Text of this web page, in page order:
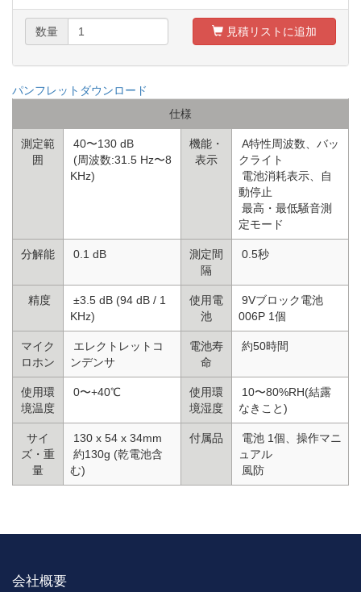
数量 見積リストに追加
パンフレットダウンロード
仕様
測定範
囲
40〜130 dB
(周波数:31.5 Hz〜8
KHz)
機能・
表示
A特性周波数、バッ
クライト
電池消耗表示、自
動停止
最高・最低騒音測
定モード
分解能 0.1 dB
測定間
隔
0.5秒
精度
±3.5 dB (94 dB / 1
KHz)
使用電
池
9Vブロック電池
006P 1個
マイク
ロホン
エレクトレットコ
ンデンサ
電池寿
命
約50時間
使用環
境温度
0〜+40℃
使用環
境湿度
10〜80%RH(結露
なきこと)
サイ
ズ・重
量
130 x 54 x 34mm
約130g (乾電池含
む)
付属品
電池 1個、操作マニ
ュアル
風防
会社概要